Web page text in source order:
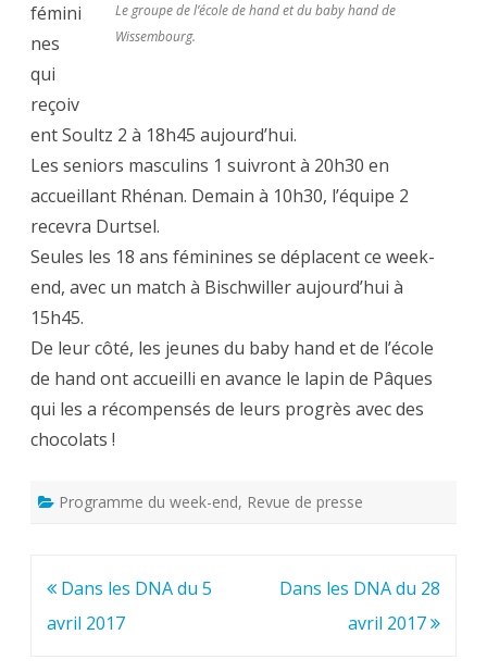
Le groupe de l’école de hand et du baby hand de
Wissembourg.
fémini
nes
qui
reçoiv
ent Soultz 2 à 18h45 aujourd’hui.
Les seniors masculins 1 suivront à 20h30 en
accueillant Rhénan. Demain à 10h30, l’équipe 2
recevra Durtsel.
Seules les 18 ans féminines se déplacent ce week-
end, avec un match à Bischwiller aujourd’hui à
15h45.
De leur côté, les jeunes du baby hand et de l’école
de hand ont accueilli en avance le lapin de Pâques
qui les a récompensés de leurs progrès avec des
chocolats !
Programme du week-end, Revue de presse
Navigation
de
Dans les DNA du 5
avril 2017
Dans les DNA du 28
avril 2017